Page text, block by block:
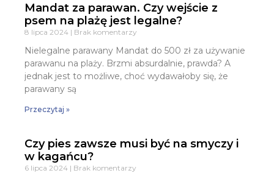
Mandat za parawan. Czy wejście z
psem na plażę jest legalne?
8 lipca 2024 Brak komentarzy
Nielegalne parawany Mandat do 500 zł za używanie
parawanu na plaży. Brzmi absurdalnie, prawda? A
jednak jest to możliwe, choć wydawałoby się, że
parawany są
Przeczytaj »
Czy pies zawsze musi być na smyczy i
w kagańcu?
6 lipca 2024 Brak komentarzy